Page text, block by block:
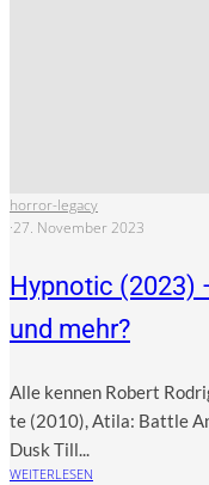
horror-legacy
·27. November 2023
Hypnotic (2023)
und mehr?
Alle ken­nen Robert
te (2010), Ati­la: Batt­le
Dusk Till...
WEITERLESEN